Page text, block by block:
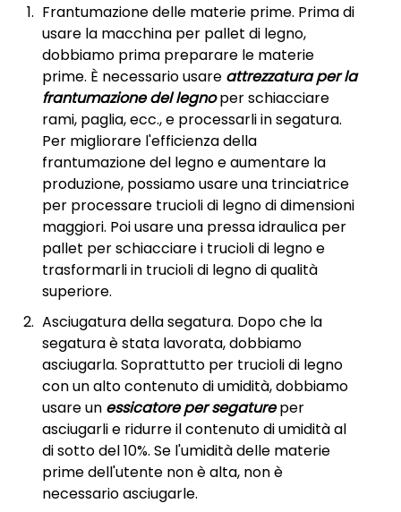
Frantumazione delle materie prime. Prima di
usare la macchina per pallet di legno,
dobbiamo prima preparare le materie
prime. È necessario usare attrezzatura per la
frantumazione del legnoper schiacciare
rami, paglia, ecc., e processarli in segatura.
Per migliorare l'efficienza della
frantumazione del legno e aumentare la
produzione, possiamo usare una trinciatrice
per processare trucioli di legno di dimensioni
maggiori. Poi usare una pressa idraulica per
pallet per schiacciare i trucioli di legno e
trasformarli in trucioli di legno di qualità
superiore.
Asciugatura della segatura. Dopo che la
segatura è stata lavorata, dobbiamo
asciugarla. Soprattutto per trucioli di legno
con un alto contenuto di umidità, dobbiamo
usare un essicatore per segatureper
asciugarli e ridurre il contenuto di umidità al
di sotto del 10%. Se l'umidità delle materie
prime dell'utente non è alta, non è
necessario asciugarle.